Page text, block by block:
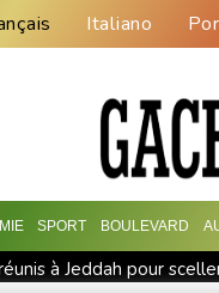
Italiano
SPORT BOULEVARD
à Jeddah pour